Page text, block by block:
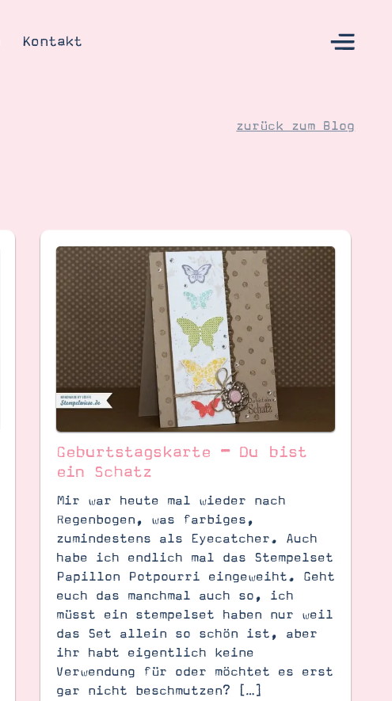
Kontakt
zurück zum Blog
Geburtstagskarte – Du bist
ein Schatz
Mir war heute mal wieder nach
Regenbogen, was farbiges,
zumindestens als Eyecatcher. Auch
habe ich endlich mal das Stempelset
Papillon Potpourri eingeweiht. Geht
euch das manchmal auch so, ich
müsst ein stempelset haben nur weil
das Set allein so schön ist, aber
ihr habt eigentlich keine
Verwendung für oder möchtet es erst
gar nicht beschmutzen? […]